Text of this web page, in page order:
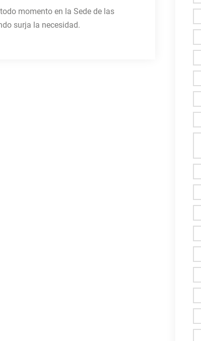
momento en la Sede de las
surja la necesidad.